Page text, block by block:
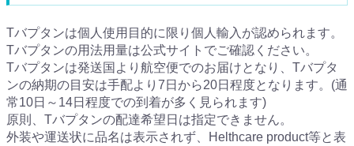
Tバプタンは個人使用目的に限り個人輸入が認められます。
Tバプタンの用法用量は公式サイトでご確認ください。
Tバプタンは発送国より航空便でのお届けとなり、Tバプタ
ンの納期の目安は手配より7日から20日程度となります。(通
常10日～14日程度での到着が多く見られます)
原則、Tバプタンの配達希望日は指定できません。
外装や運送状に品名は表示されず、Helthcare product等と表